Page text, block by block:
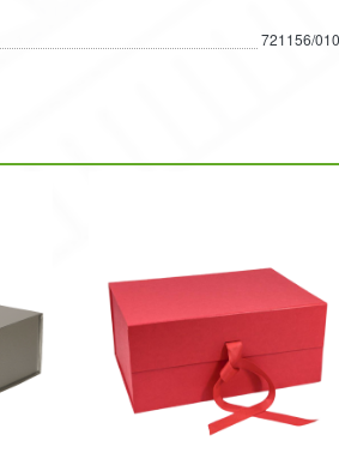
721156/